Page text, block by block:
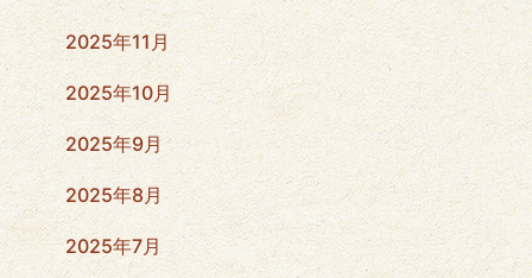
2025年11月
2025年10月
2025年9月
2025年8月
2025年7月